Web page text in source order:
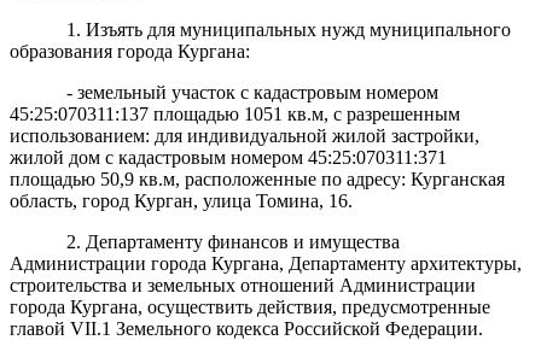
1. Изъять для муниципальных нужд муниципального
образования города Кургана:
- земельный участок с кадастровым номером
45:25:070311:137 площадью 1051 кв.м, с разрешенным
использованием: для индивидуальной жилой застройки,
жилой дом с кадастровым номером 45:25:070311:371
площадью 50,9 кв.м, расположенные по адресу: Курганская
область, город Курган, улица Томина, 16.
2. Департаменту финансов и имущества
Администрации города Кургана, Департаменту архитектуры,
строительства и земельных отношений Администрации
города Кургана, осуществить действия, предусмотренные
главой VII.1 Земельного кодекса Российской Федерации.